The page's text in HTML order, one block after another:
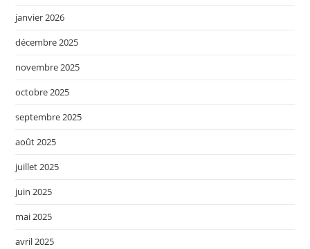
janvier 2026
décembre 2025
novembre 2025
octobre 2025
septembre 2025
août 2025
juillet 2025
juin 2025
mai 2025
avril 2025